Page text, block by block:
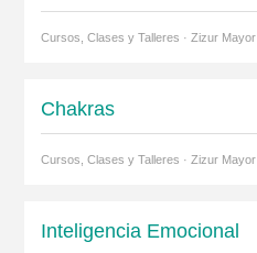
Cursos, Clases y Talleres · Zizur Mayor
Chakras
Cursos, Clases y Talleres · Zizur Mayor
Inteligencia Emocional